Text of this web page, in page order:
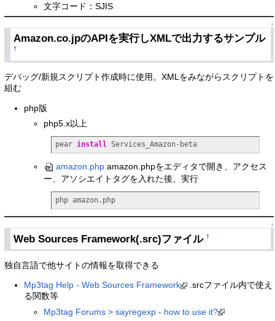
文字コード：SJIS
↑
Amazon.co.jpのAPIを実行しXMLで出力するサンプル
†
デバッグ/新規スクリプト作成時に使用。XMLをみながらスクリプトを
組む
php版
php5.x以上
pear install Services_Amazon-beta
amazon.php amazon.phpをエディタで開き、アクセス
ー、アソシエイトタグを入れた後、実行
php amazon.php
↑
Web Sources Framework(.src)ファイル†
独自言語で他サイトの情報を取得できる
Mp3tag Help - Web Sources Framework
.srcファイル内で使え
る関数等
Mp3tag Forums > sayregexp - how to use it?